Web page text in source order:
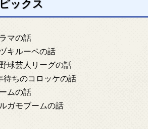
ックス
マの話
キルーペの話
球芸人リーグの話
待ちのコロッケの話
ムの話
ガモブームの話